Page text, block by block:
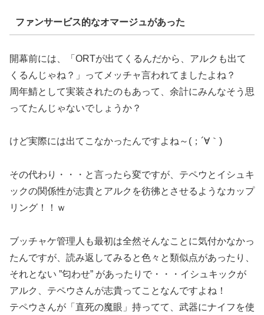
ファンサービス的なオマージュがあった
開幕前には、「ORTが出てくるんだから、アルクも出て
くるんじゃね？」ってメッチャ言われてましたよね？
周年鯖として実装されたのもあって、余計にみんなそう思
ってたんじゃないでしょうか？
けど実際には出てこなかったんですよね～(；´∀｀)
その代わり・・・と言ったら変ですが、テペウとイシュキ
ックの関係性が志貴とアルクを彷彿とさせるようなカップ
リング！！ｗ
ブッチャケ管理人も最初は全然そんなことに気付かなかっ
たんですが、読み返してみると色々と類似点があったり、
それとない ”匂わせ” があったりで・・・イシュキックが
アルク、テペウさんが志貴ってことなんですよね！
テペウさんが「直死の魔眼」持ってて、武器にナイフを使